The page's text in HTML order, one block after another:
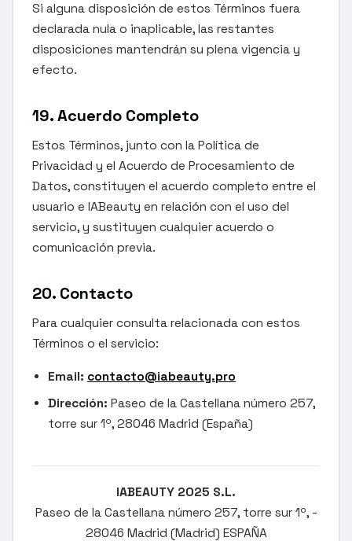
Si alguna disposición de estos Términos fuera
declarada nula o inaplicable, las restantes
disposiciones mantendrán su plena vigencia y
efecto.
19. Acuerdo Completo
Estos Términos, junto con la Política de
Privacidad y el Acuerdo de Procesamiento de
Datos, constituyen el acuerdo completo entre el
usuario e IABeauty en relación con el uso del
servicio, y sustituyen cualquier acuerdo o
comunicación previa.
20. Contacto
Para cualquier consulta relacionada con estos
Términos o el servicio:
Email: contacto@iabeauty.pro
Dirección: Paseo de la Castellana número 257,
torre sur 1º, 28046 Madrid (España)
IABEAUTY 2025 S.L.
Paseo de la Castellana número 257, torre sur 1º, -
28046 Madrid (Madrid) ESPAÑA